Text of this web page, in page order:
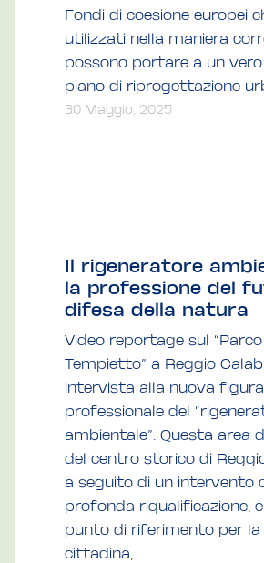
Fondi di coesione europei
utilizzati nella maniera
possono portare a un
piano di riprogettazione
30 Maggio, 2025
Il rigeneratore
la professione del
difesa della natura
Video reportage sul “Parco
Tempietto” a Reggio
intervista alla nuova figura
professionale del
ambientale”. Questa area
del centro storico di
a seguito di un intervento
profonda riqualificazione,
punto di riferimento per la
cittadina,...